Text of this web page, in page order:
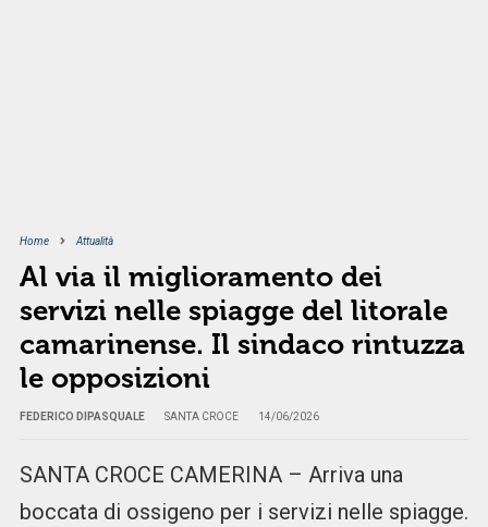
Home Attualità
Al via il miglioramento dei
servizi nelle spiagge del litorale
camarinense. Il sindaco rintuzza
le opposizioni
FEDERICO DIPASQUALE SANTA CROCE 14/06/2026
SANTA CROCE CAMERINA – Arriva una
boccata di ossigeno per i servizi nelle spiagge.